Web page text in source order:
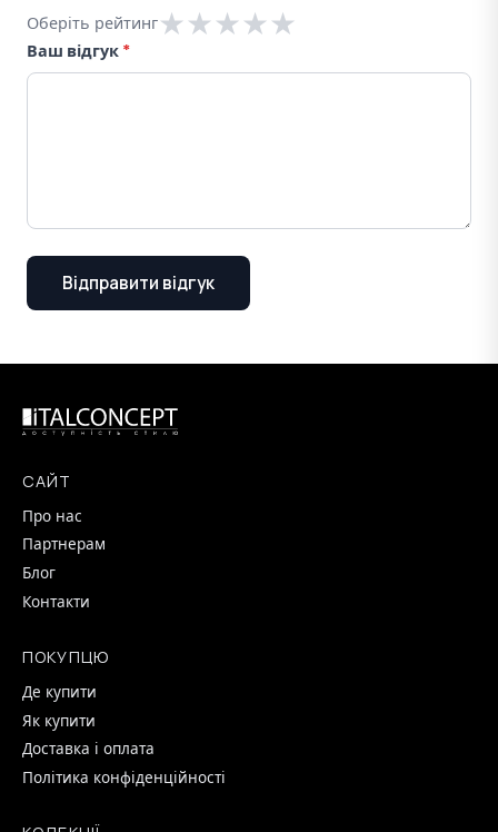
★★★★★
Оберіть рейтинг
Ваш відгук *
Відправити відгук
САЙТ
Про нас
Партнерам
Блог
Контакти
ПОКУПЦЮ
Де купити
Як купити
Доставка і оплата
Політика конфіденційності